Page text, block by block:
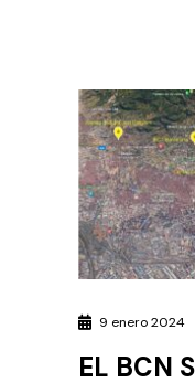
9 enero 2024
EL BCN